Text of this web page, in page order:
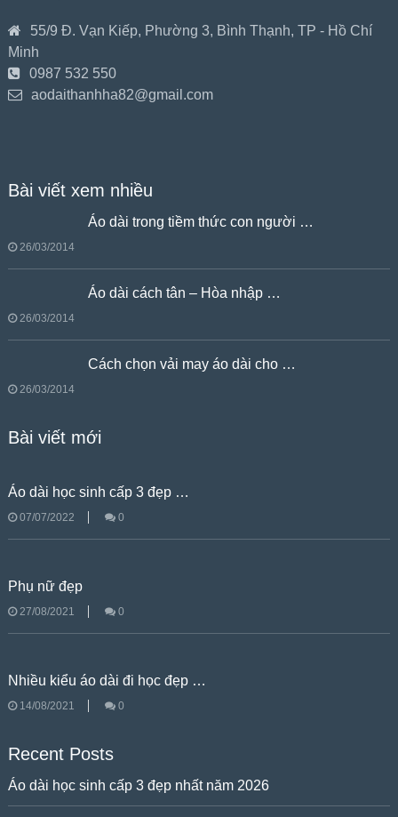
55/9 Đ. Vạn Kiếp, Phường 3, Bình Thạnh, TP - Hồ Chí
Minh
0987 532 550
aodaithanhha82@gmail.com
Bài viết xem nhiều
Áo dài trong tiềm thức con người …
26/03/2014
Áo dài cách tân – Hòa nhập …
26/03/2014
Cách chọn vải may áo dài cho …
26/03/2014
Bài viết mới
Áo dài học sinh cấp 3 đẹp …
07/07/2022 0
Phụ nữ đẹp
27/08/2021 0
Nhiều kiểu áo dài đi học đẹp …
14/08/2021 0
Recent Posts
Áo dài học sinh cấp 3 đẹp nhất năm 2026